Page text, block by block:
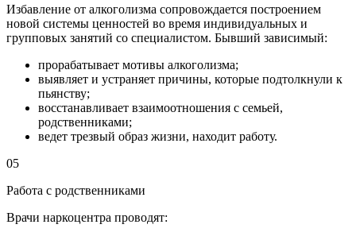
Избавление от алкоголизма сопровождается построением
новой системы ценностей во время индивидуальных и
групповых занятий со специалистом. Бывший зависимый:
прорабатывает мотивы алкоголизма;
выявляет и устраняет причины, которые подтолкнули к
пьянству;
восстанавливает взаимоотношения с семьей,
родственниками;
ведет трезвый образ жизни, находит работу.
05
Работа с родственниками
Врачи наркоцентра проводят: